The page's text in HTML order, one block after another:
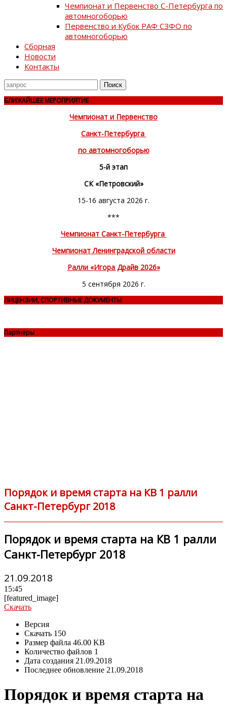
Чемпионат и Первенство С-Петербурга по
автомногоборью
Первенство и Кубок РАФ СЗФО по
автомногоборью
Сборная
Новости
Контакты
Поиск
для
БЛИЖАЙШЕЕ МЕРОПРИЯТИЕ
Чемпионат и Первенство
Санкт-Петербурга
по автомногоборью
5-й этап
СК «Петровский»
15-16 августа 2026 г.
***
Чемпионат Санкт-Петербурга
Чемпионат Ленинградской области
Ралли «Игора Драйв 2026»
5 сентября 2026 г.
ЛИЦЕНЗИИ, СПОРТИВНЫЕ ДОКУМЕНТЫ
Партнеры
Порядок и время старта на КВ 1 ралли
Санкт-Петербург 2018
Порядок и время старта на КВ 1 ралли
Санкт-Петербург 2018
21.09.2018
15:45
[featured_image]
Скачать
Версия
Скачать 150
Размер файла 46.00 KB
Количество файлов 1
Дата создания 21.09.2018
Последнее обновление 21.09.2018
Порядок и время старта на